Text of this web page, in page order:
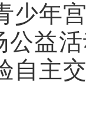
少年
公益
自主